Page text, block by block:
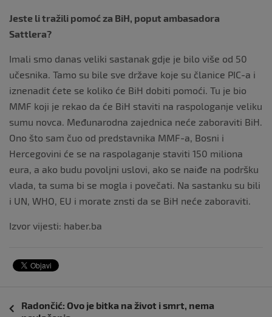
Jeste li tražili pomoć za BiH, poput ambasadora
Sattlera?
Imali smo danas veliki sastanak gdje je bilo više od 50
učesnika. Tamo su bile sve države koje su članice PIC-a i
iznenadit ćete se koliko će BiH dobiti pomoći. Tu je bio
MMF koji je rekao da će BiH staviti na raspologanje veliku
sumu novca. Međunarodna zajednica neće zaboraviti BiH.
Ono što sam čuo od predstavnika MMF-a, Bosni i
Hercegovini će se na raspolaganje staviti 150 miliona
eura, a ako budu povoljni uslovi, ako se naiđe na podršku
vlada, ta suma bi se mogla i povečati. Na sastanku su bili
i UN, WHO, EU i morate znsti da se BiH neće zaboraviti.
Izvor vijesti: haber.ba
Radončić: Ovo je bitka na život i smrt, nema